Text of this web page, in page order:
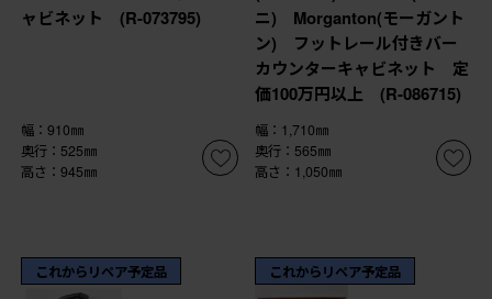
ャビネット (R-073795)
幅：910㎜
奥行：525㎜
高さ：945㎜
ニ) Morganton(モーガント
ン) フットレール付きバー
カウンターキャビネット 定
価100万円以上 (R-086715)
幅：1,710㎜
奥行：565㎜
高さ：1,050㎜
これからリペア予定品 これからリペア予定品